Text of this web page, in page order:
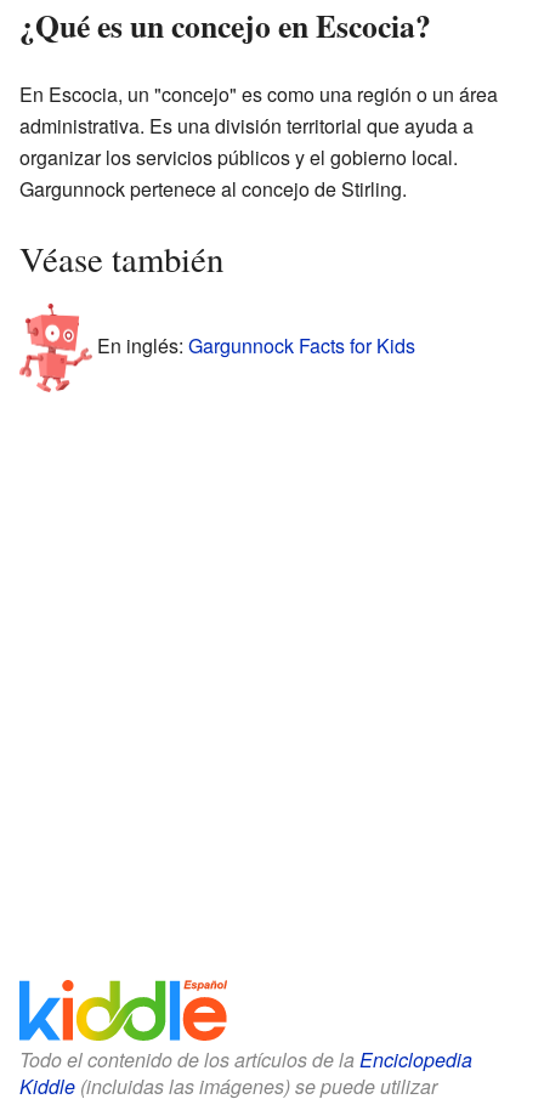
¿Qué es un concejo en Escocia?
En Escocia, un "concejo" es como una región o un área
administrativa. Es una división territorial que ayuda a
organizar los servicios públicos y el gobierno local.
Gargunnock pertenece al concejo de Stirling.
Véase también
En inglés: Gargunnock Facts for Kids
Todo el contenido de los artículos de la Enciclopedia
Kiddle (incluidas las imágenes) se puede utilizar